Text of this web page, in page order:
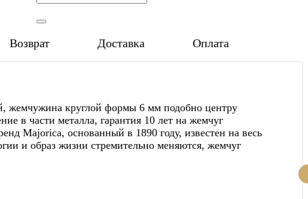
Возврат Доставка Оплата
жемчужина круглой формы 6 мм подобно центру
в части металла, гарантия 10 лет на жемчуг
Majorica, основанный в 1890 году, известен на весь
и образ жизни стремительно меняются, жемчуг